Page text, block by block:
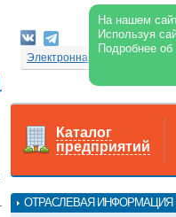
На нашем
Используя
Подробнее
Электронная версия
Каталог
предприятий
ОТРАСЛЕВАЯ ИНФОРМАЦИЯ